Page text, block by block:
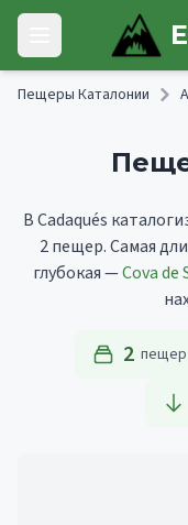
Skip to main content
Open main menu
Пещеры Каталонии
В Cadaqués
2 пещер.Самая
глубокая —Cova de
2 пещер